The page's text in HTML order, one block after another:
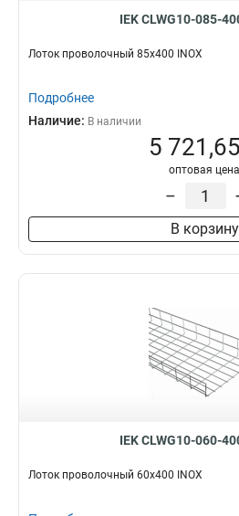
IEK CLWG10-085-
Лоток проволочный 85х400 INOX
Подробнее
Наличие: В наличии
5
оптовая цена
–
В корзину
IEK CLWG10-060-
Лоток проволочный 60х400 INOX